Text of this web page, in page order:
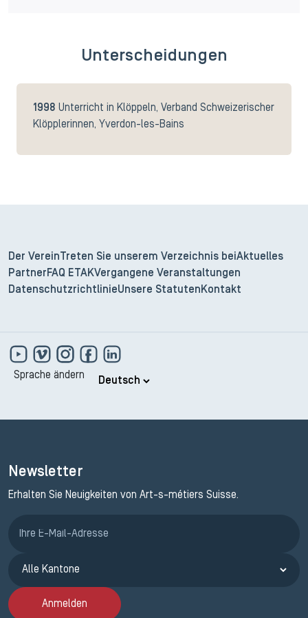
Unterscheidungen
1998 Unterricht in Klöppeln, Verband Schweizerischer
Klöpplerinnen, Yverdon-les-Bains
Der Verein Treten Sie unserem Verzeichnis beiAktuelles
Partner FAQ ETAKVergangene Veranstaltungen
DatenschutzrichtlinieUnsere Statuten Kontakt
Sprache ändern
Newsletter
Erhalten Sie Neuigkeiten von Art-s-métiers Suisse.
Anmelden